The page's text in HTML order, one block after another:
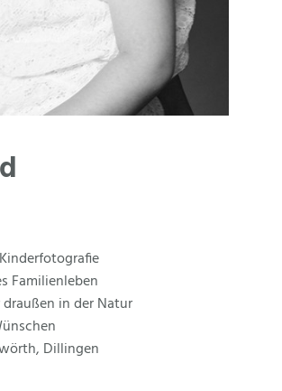
Familienleben
in der Natur
Dillingen